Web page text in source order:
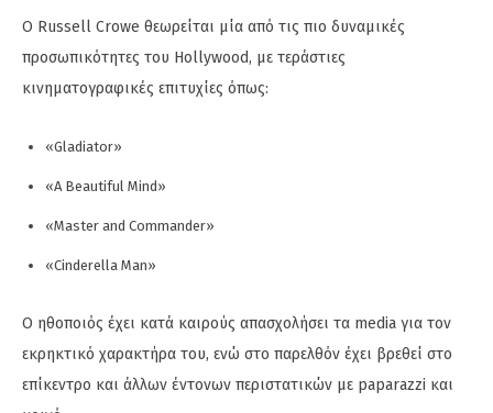
Ο Russell Crowe θεωρείται μία από τις πιο δυναμικές
προσωπικότητες του Hollywood, με τεράστιες
κινηματογραφικές επιτυχίες όπως:
«Gladiator»
«A Beautiful Mind»
«Master and Commander»
«Cinderella Man»
Ο ηθοποιός έχει κατά καιρούς απασχολήσει τα media για τον
εκρηκτικό χαρακτήρα του, ενώ στο παρελθόν έχει βρεθεί στο
επίκεντρο και άλλων έντονων περιστατικών με paparazzi και